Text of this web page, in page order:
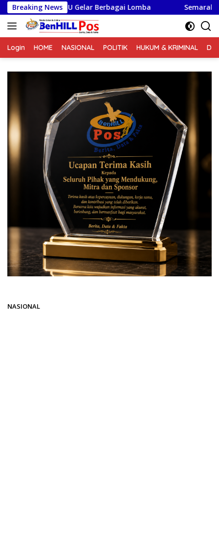
Langsung
ke
konten
Breaking News
TU Gelar Berbagai Lomba Semarak Lomba HUT
Login HOME NASIONAL POLITIK HUKUM & KRIMINAL
NASIONAL